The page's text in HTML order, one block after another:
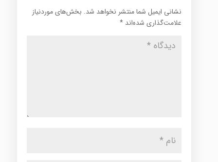
نشانی ایمیل شما منتشر نخواهد شد. بخش‌های موردنیاز
علامت‌گذاری شده‌اند *